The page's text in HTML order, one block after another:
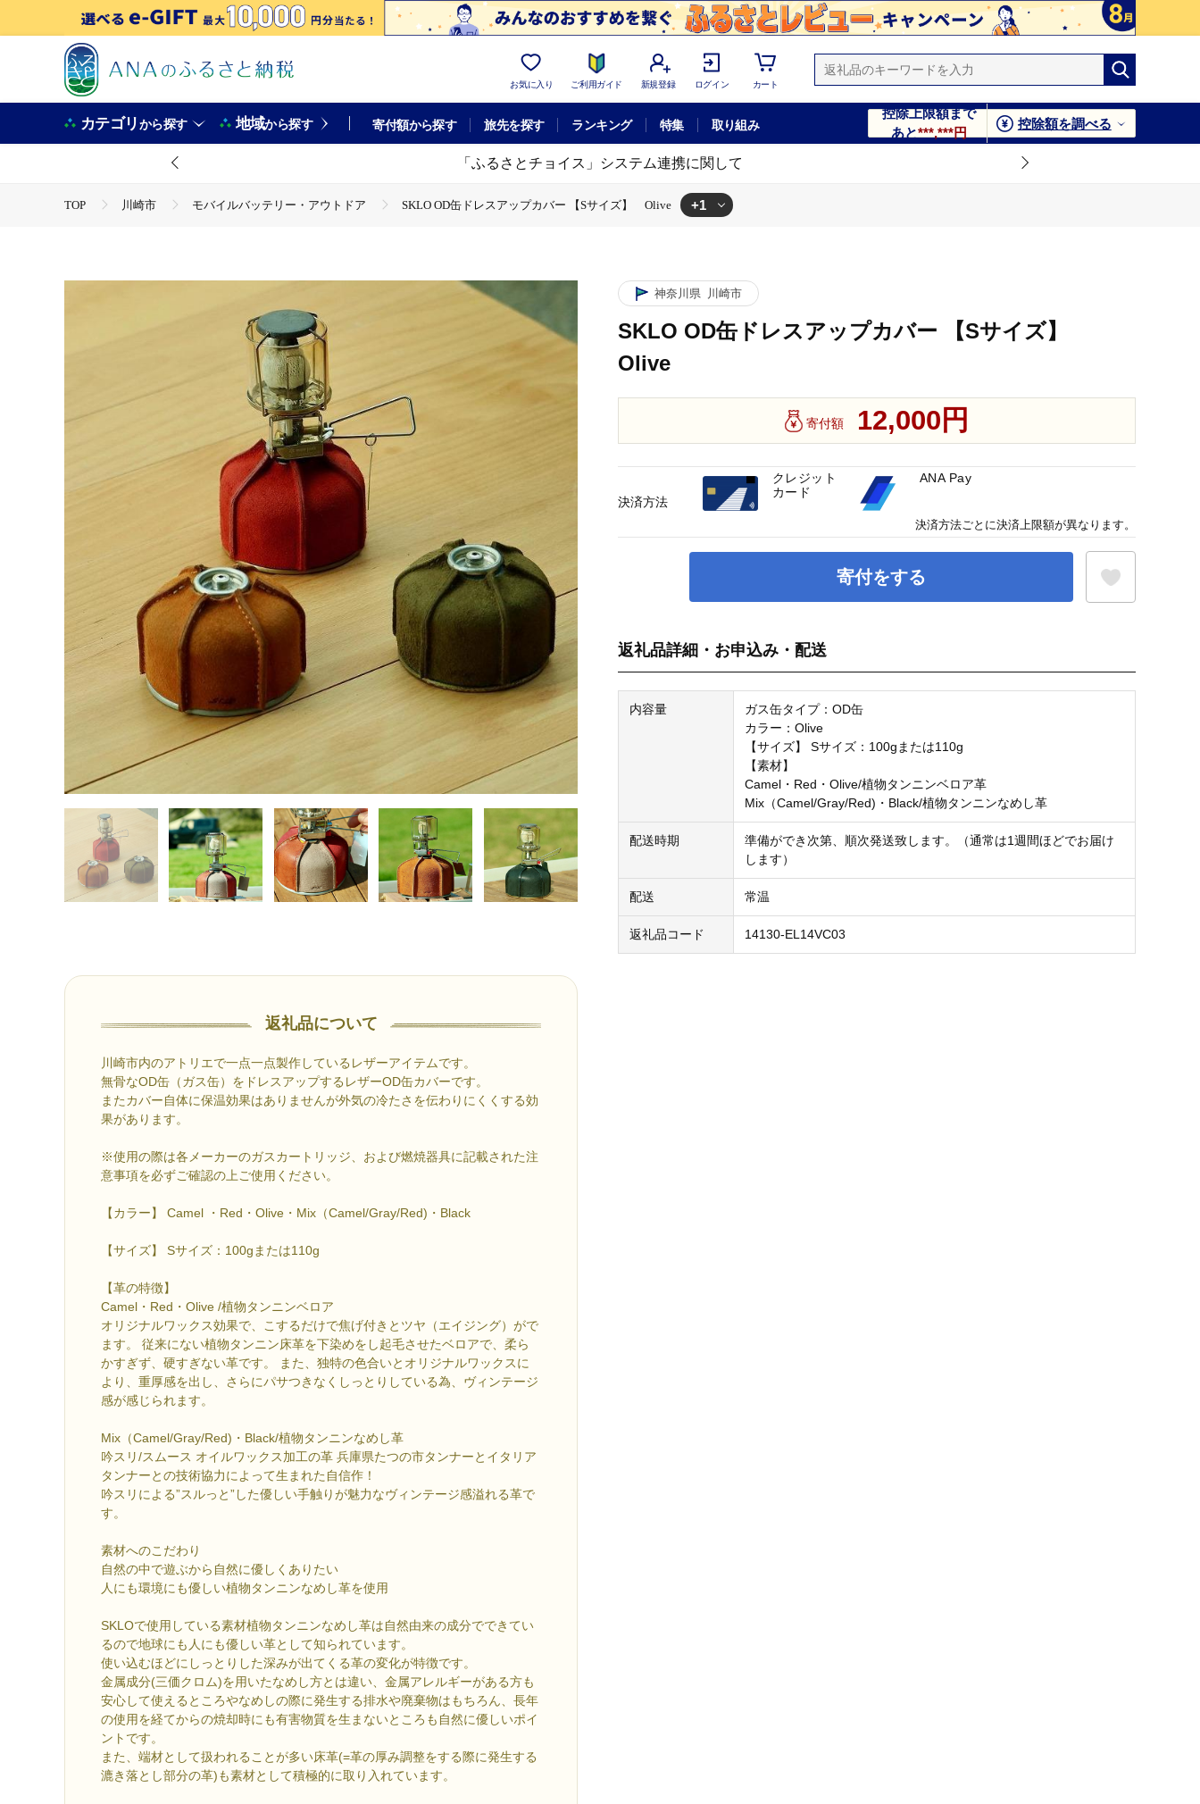
お気に入り ご利用ガイド 新規登録 ログイン カート
カテゴリから探す 地域から探す 寄付額から探す 旅先を探す ランキング 特集 取り組み
控除上限額まで
あと***,***円
控除額を調べる
「ふるさとチョイス」システム連携に関して
TOP 川崎市 モバイルバッテリー・アウトドア SKLO OD缶ドレスアップカバー 【Sサイズ】 Olive +1
返礼品について
川崎市内のアトリエで一点一点製作しているレザーアイテムです。
無骨なOD缶（ガス缶）をドレスアップするレザーOD缶カバーです。
またカバー自体に保温効果はありませんが外気の冷たさを伝わりにくくする効
果があります。
※使用の際は各メーカーのガスカートリッジ、および燃焼器具に記載された注
意事項を必ずご確認の上ご使用ください。
【カラー】 Camel ・Red・Olive・Mix（Camel/Gray/Red)・Black
【サイズ】 Sサイズ：100gまたは110g
【革の特徴】
Camel・Red・Olive /植物タンニンベロア
オリジナルワックス効果で、こするだけで焦げ付きとツヤ（エイジング）がで
ます。 従来にない植物タンニン床革を下染めをし起毛させたベロアで、柔ら
かすぎず、硬すぎない革です。 また、独特の色合いとオリジナルワックスに
より、重厚感を出し、さらにパサつきなくしっとりしている為、ヴィンテージ
感が感じられます。
Mix（Camel/Gray/Red)・Black/植物タンニンなめし革
吟スリ/スムース オイルワックス加工の革 兵庫県たつの市タンナーとイタリア
タンナーとの技術協力によって生まれた自信作！
吟スリによる”スルっと”した優しい手触りが魅力なヴィンテージ感溢れる革で
す。
素材へのこだわり
自然の中で遊ぶから自然に優しくありたい
人にも環境にも優しい植物タンニンなめし革を使用
SKLOで使用している素材植物タンニンなめし革は自然由来の成分でできてい
るので地球にも人にも優しい革として知られています。
使い込むほどにしっとりした深みが出てくる革の変化が特徴です。
金属成分(三価クロム)を用いたなめし方とは違い、金属アレルギーがある方も
安心して使えるところやなめしの際に発生する排水や廃棄物はもちろん、長年
の使用を経てからの焼却時にも有害物質を生まないところも自然に優しいポイ
ントです。
また、端材として扱われることが多い床革(=革の厚み調整をする際に発生する
漉き落とし部分の革)も素材として積極的に取り入れています。
神奈川県 川崎市
SKLO OD缶ドレスアップカバー 【Sサイズ】
Olive
寄付額 12,000円
寄付をする
返礼品詳細・お申込み・配送
内容量
ガス缶タイプ：OD缶
カラー：Olive
【サイズ】 Sサイズ：100gまたは110g
【素材】
Camel・Red・Olive/植物タンニンベロア革
Mix（Camel/Gray/Red)・Black/植物タンニンなめし革
配送時期
準備ができ次第、順次発送致します。（通常は1週間ほどでお届け
します）
配送 常温
返礼品コード 14130-EL14VC03
決済方法
クレジット
カード
ANA Pay
決済方法ごとに決済上限額が異なります。